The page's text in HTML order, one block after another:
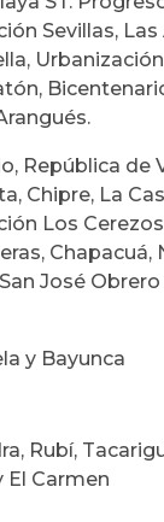
Sevillas,
República de
Chipre, La
Los
Chapacuá,
José
y Bayunca
Rubí,
El Carmen